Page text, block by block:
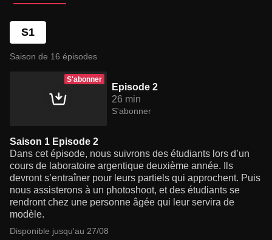
S1
Saison de 16 épisodes
S'abonner
Episode 2
26 min
S'abonner
Saison 1 Episode 2
Dans cet épisode, nous suivrons des étudiants lors d’un
cours de laboratoire argentique deuxième année. Ils
devront s’entraîner pour leurs partiels qui approchent. Puis
nous assisterons à un photoshoot, et des étudiants se
rendront chez une personne âgée qui leur servira de
modèle.
Disponible jusqu'au 27/08